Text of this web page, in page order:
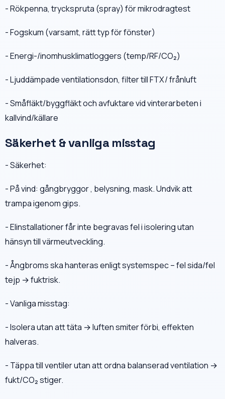
- Rökpenna, tryckspruta (spray) för mikrodragtest
- Fogskum (varsamt, rätt typ för fönster)
- Energi-/inomhusklimatloggers (temp/RF/CO₂)
- Ljuddämpade ventilationsdon, filter till FTX/ frånluft
- Småfläkt/byggfläkt och avfuktare vid vinterarbeten i
kallvind/källare
Säkerhet & vanliga misstag
- Säkerhet:
- På vind: gångbryggor , belysning, mask. Undvik att
trampa igenom gips.
- Elinstallationer får inte begravas fel i isolering utan
hänsyn till värmeutveckling.
- Ångbroms ska hanteras enligt systemspec – fel sida/fel
tejp → fuktrisk.
- Vanliga misstag:
- Isolera utan att täta → luften smiter förbi, effekten
halveras.
- Täppa till ventiler utan att ordna balanserad ventilation →
fukt/CO₂ stiger.